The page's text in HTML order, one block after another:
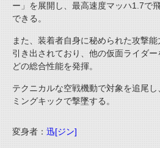
ー」を展開し、最高速度マッハ1.7で
できる。
また、装着者自身に秘められた攻撃
引き出されており、他の仮面ライダー
どの総合性能を発揮。
テクニカルな空戦機動で対象を追尾し
ミングキックで撃墜する。
変身者： 迅[ジン]